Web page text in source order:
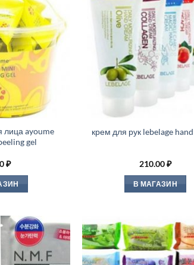
лица ayoume
gel
₽
крем для рук lebelage
210.00₽
В МАГАЗИН